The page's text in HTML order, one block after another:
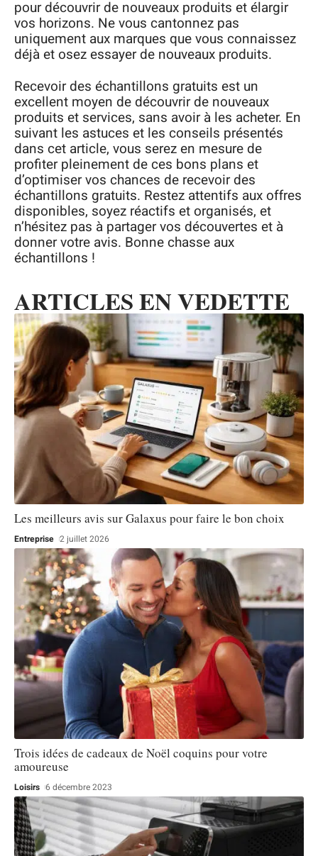
pour découvrir de nouveaux produits et élargir
vos horizons. Ne vous cantonnez pas
uniquement aux marques que vous connaissez
déjà et osez essayer de nouveaux produits.
Recevoir des échantillons gratuits est un
excellent moyen de découvrir de nouveaux
produits et services, sans avoir à les acheter. En
suivant les astuces et les conseils présentés
dans cet article, vous serez en mesure de
profiter pleinement de ces bons plans et
d’optimiser vos chances de recevoir des
échantillons gratuits. Restez attentifs aux offres
disponibles, soyez réactifs et organisés, et
n’hésitez pas à partager vos découvertes et à
donner votre avis. Bonne chasse aux
échantillons !
ARTICLES EN VEDETTE
Les meilleurs avis sur Galaxus pour faire le bon choix
Entreprise 2 juillet 2026
Trois idées de cadeaux de Noël coquins pour votre
amoureuse
Loisirs 6 décembre 2023